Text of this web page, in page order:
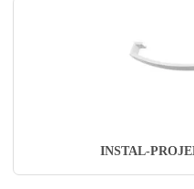
INSTAL-